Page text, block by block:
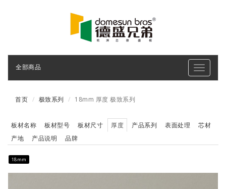
Toggle
全部商品
首页 极致系列 18mm 厚度 极致系列
板材名称 板材型号 板材尺寸 厚度 产品系列 表面处理
芯材
产地
产品说明 品牌
18mm